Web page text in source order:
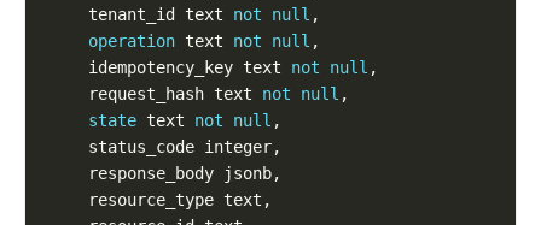
    tenant_id text
not null
operation text not null
    idempotency_key text
not null
    request_hash text
not null
state text not null